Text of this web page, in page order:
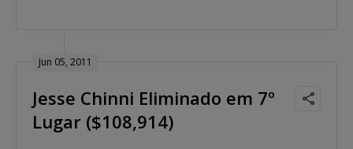
Jun 05, 2011
Jesse Chinni Eliminado em 7º
Lugar ($108,914)